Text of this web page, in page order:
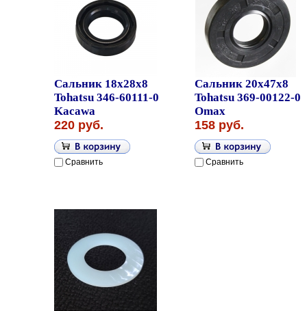
Сальник 18x28x8
Tohatsu 346-60111-0
Kacawa
220 руб.
Сравнить
Сальник 20x47x8
Tohatsu 369-00122-0
Omax
158 руб.
Сравнить